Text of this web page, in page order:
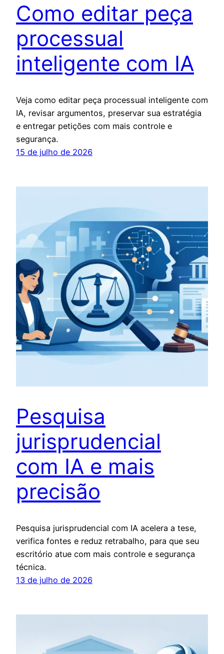
Como editar peça
processual
inteligente com IA
Veja como editar peça processual inteligente com
IA, revisar argumentos, preservar sua estratégia
e entregar petições com mais controle e
segurança.
15 de julho de 2026
Pesquisa
jurisprudencial
com IA e mais
precisão
Pesquisa jurisprudencial com IA acelera a tese,
verifica fontes e reduz retrabalho, para que seu
escritório atue com mais controle e segurança
técnica.
13 de julho de 2026